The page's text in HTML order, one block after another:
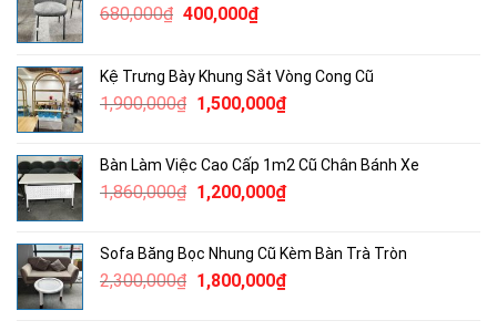
680,000₫ Giá
680,000₫.
400,000₫Giá
là:
400,000₫.
Kệ Trưng Bày Khung Sắt Vòng Cong Cũ
1,900,000₫ Giá
1,900,000₫.
1,500,000₫Giá
là:
1,500,000₫.
Bàn Làm Việc Cao Cấp 1m2 Cũ Chân Bánh Xe
1,860,000₫ Giá
1,860,000₫.
1,200,000₫Giá
là:
1,200,000₫.
Sofa Băng Bọc Nhung Cũ Kèm Bàn Trà Tròn
2,300,000₫ Giá
1,800,000₫Giá